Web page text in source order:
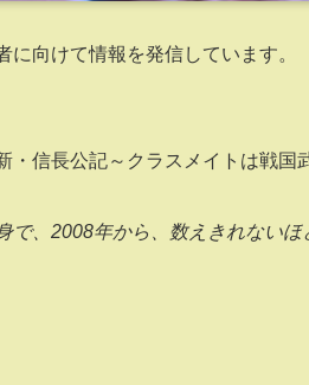
向けて情報を発信しています。
・信長公記～クラスメイトは戦国
で、2008年から、数えきれない